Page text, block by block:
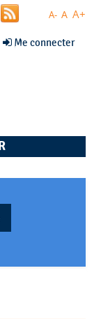
A- A A+
Me connecter